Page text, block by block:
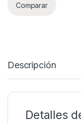
Comparar
Descripción
Detalles